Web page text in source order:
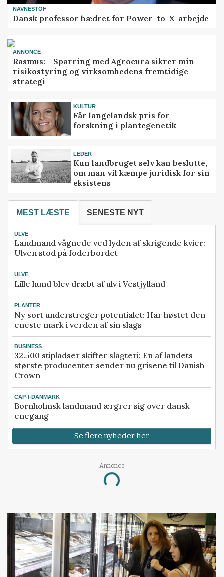
NAVNESTOF
Dansk professor hædret for Power-to-X-arbejde
ANNONCE
Rasmus: - Sparring med Agrocura sikrer min
risikostyring og virksomhedens fremtidige
strategi
KULTUR
Får langelandsk pris for
forskning i plantegenetik
LEDER
Kun landbruget selv kan beslutte,
om man vil kæmpe juridisk for sin
eksistens
MEST LÆSTE SENESTE NYT
ULVE
Landmand vågnede ved lyden af skrigende kvier:
Ulven stod på foderbordet
ULVE
Lille hund blev dræbt af ulv i Vestjylland
PLANTER
Ny sort understreger potentialet: Har høstet den
eneste mark i verden af sin slags
BUSINESS
32.500 stipladser skifter slagteri: En af landets
største producenter sender nu grisene til Danish
Crown
CAP-I-DANMARK
Bornholmsk landmand ærgrer sig over dansk
enegang
Se flere nyheder her
Annonce
Loading...